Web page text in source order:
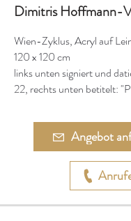
Dimitris Hoffmann-
Wien-Zyklus, Acryl auf
120 x 120 cm
links unten signiert und
22, rechts unten betitelt:
Angebot